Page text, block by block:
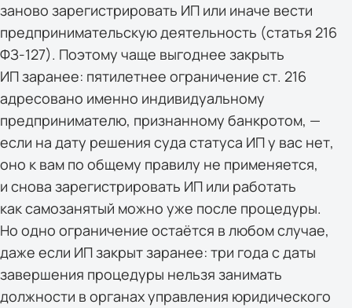
заново зарегистрировать ИП или иначе вести
предпринимательскую деятельность (статья 216
ФЗ-127). Поэтому чаще выгоднее закрыть
ИП заранее: пятилетнее ограничение ст. 216
адресовано именно индивидуальному
предпринимателю, признанному банкротом, —
если на дату решения суда статуса ИП у вас нет,
оно к вам по общему правилу не применяется,
и снова зарегистрировать ИП или работать
как самозанятый можно уже после процедуры.
Но одно ограничение остаётся в любом случае,
даже если ИП закрыт заранее: три года с даты
завершения процедуры нельзя занимать
должности в органах управления юридического